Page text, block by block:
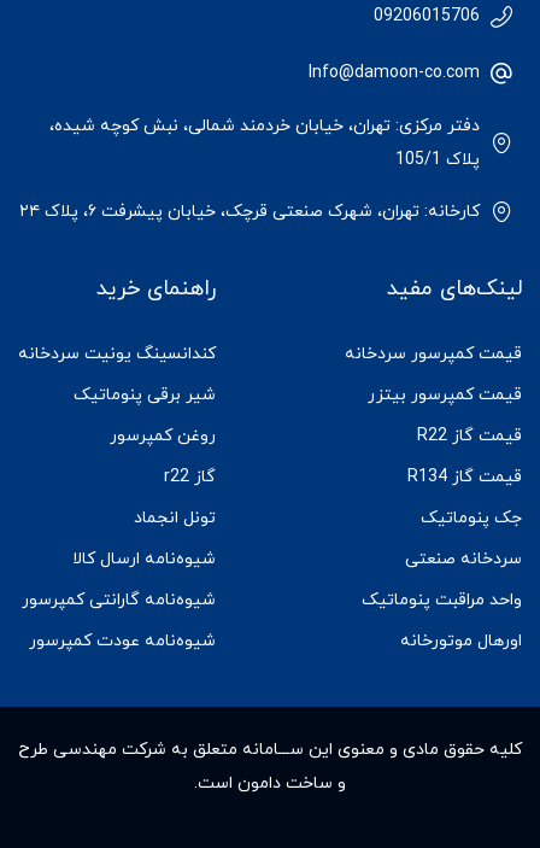
09206015706
Info@damoon-co.com
دفتر مرکزی: تهران، خیابان خردمند شمالی، نبش کوچه شیده،
پلاک 105/1
کارخانه: تهران، شهرک صنعتی قرچک، خیابان پیشرفت ۶، پلاک ۲۴
لینک‌های مفید
قیمت کمپرسور سردخانه
قیمت کمپرسور بیتزر
قیمت گاز R22
قیمت گاز R134
جک پنوماتیک
سردخانه صنعتی
واحد مراقبت پنوماتیک
اورهال موتورخانه
راهنمای خرید
کندانسینگ یونیت سردخانه
شیر برقی پنوماتیک
روغن کمپرسور
گاز r22
تونل انجماد
شیوه‌نامه ارسال کالا
شیوه‌نامه گارانتی کمپرسور
شیوه‌نامه عودت کمپرسور
کلیه حقوق مادى و معنوى این ســـامانه متعلق به شرکت مهندسی طرح
و ساخت دامون است.